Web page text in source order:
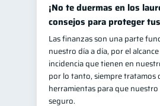
¡No te duermas en los
consejos para proteger
Las finanzas son una parte
nuestro día a día, por el
incidencia que tienen en
por lo tanto, siempre tratamos
herramientas para que
seguro.